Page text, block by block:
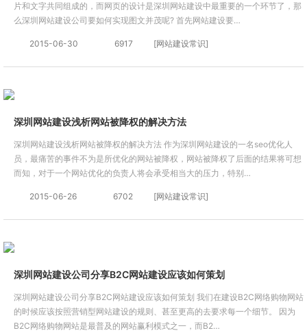
片和文字共同组成的，而网页的设计是深圳网站建设中最重要的一个环节了，那
么深圳网站建设公司要如何实现图文并茂呢? 首先网站建设要…
2015-06-30 6917 [网站建设常识]
深圳网站建设浅析网站被降权的解决方法
深圳网站建设浅析网站被降权的解决方法 作为深圳网站建设的一名seo优化人
员，最痛苦的事件不为是所优化的网站被降权，网站被降权了后面的结果将可想
而知，对于一个网站优化的负责人将会承受相当大的压力，特别…
2015-06-26 6702 [网站建设常识]
深圳网站建设公司分享B2C网站建设应该如何策划
深圳网站建设公司分享B2C网站建设应该如何策划 我们在建设B2C网络购物网站
的时候应该按照营销型网站建设的规则、甚至更高的去要求每一个细节。 因为
B2C网络购物网站是最普及的网站赢利模式之一，而B2…